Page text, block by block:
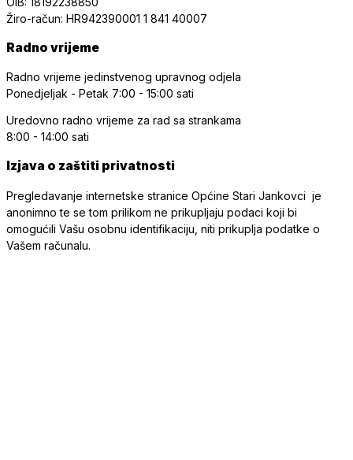
Žiro-račun: HR942390001 1 841 40007
Radno vrijeme
Radno vrijeme jedinstvenog upravnog odjela
Ponedjeljak - Petak 7:00 - 15:00 sati
Uredovno radno vrijeme za rad sa strankama
8:00 - 14:00 sati
Izjava o zaštiti privatnosti
Pregledavanje internetske stranice Općine Stari Jankovci je
anonimno te se tom prilikom ne prikupljaju podaci koji bi
omogućili Vašu osobnu identifikaciju, niti prikuplja podatke o
Vašem računalu.